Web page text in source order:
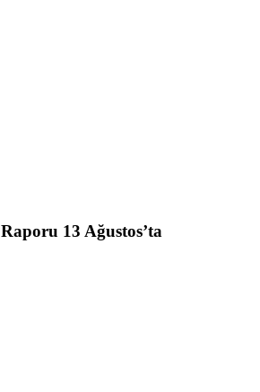
13 Ağustos’ta